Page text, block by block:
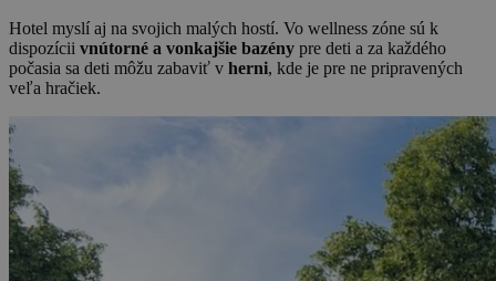
Hotel myslí aj na svojich malých hostí. Vo wellness zóne sú k
dispozícii vnútorné a vonkajšie bazény pre deti a za každého
počasia sa deti môžu zabaviť v herni, kde je pre ne pripravených
veľa hračiek.